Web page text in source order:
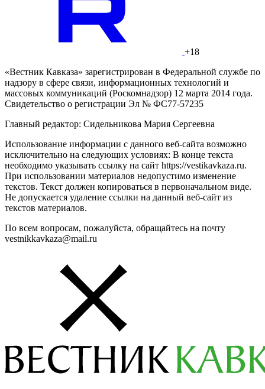
+18
«Вестник Кавказа» зарегистрирован в Федеральной службе по
надзору в сфере связи, информационных технологий и
массовых коммуникаций (Роскомнадзор) 12 марта 2014 года.
Свидетельство о регистрации Эл № ФС77-57235
Главный редактор: Сидельникова Мария Сергеевна
Использование информации с данного веб-сайта возможно
исключительно на следующих условиях: В конце текста
необходимо указывать ссылку на сайт https://vestikavkaza.ru.
При использовании материалов недопустимо изменение
текстов. Текст должен копироваться в первоначальном виде.
Не допускается удаление ссылки на данный веб-сайт из
текстов материалов.
По всем вопросам, пожалуйста, обращайтесь на почту
vestnikkavkaza@mail.ru